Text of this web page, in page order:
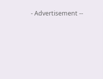
- Advertisement --